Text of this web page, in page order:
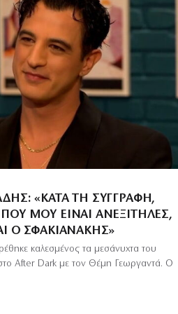
«ΚΑΤΆ ΤΗ ΣΥΓΓΡΑΦΉ,
ΜΟΥ ΕΊΝΑΙ ΑΝΕΞΊΤΗΛΕΣ,
Ο ΣΦΑΚΙΑΝΆΚΗΣ»
καλεσμένος τα μεσάνυχτα του
After Dark με τον Θέμη Γεωργαντά. Ο